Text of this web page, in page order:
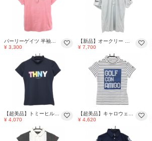
パーリーゲイツ 半袖ポロシャツ ピンク ボタンダウン レディース 1(M) ゴルフウェア PEARLY GATES
¥ 3,300
【新品】オークリー 半袖ポロシャツ グレー 総柄地模様 ボタンダウン 吸汗速乾 メンズ L ゴルフウェア Oakley
¥ 7,700
【超美品】トミーヒルフィガー 半袖ハイネックシャツ ネイビー レディース S ゴルフウェア Tommy Hilfiger Golf
¥ 4,070
【超美品】キャロウェイ 半袖ハイネックシャツ 白×ネイビー ボーダー ラメプリント 綿混 レディース S ゴルフウェア Callaway
¥ 4,620